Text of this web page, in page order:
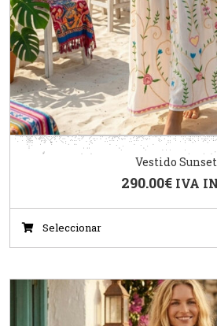
Vestido Sunset
290.00€ IVA
Seleccionar